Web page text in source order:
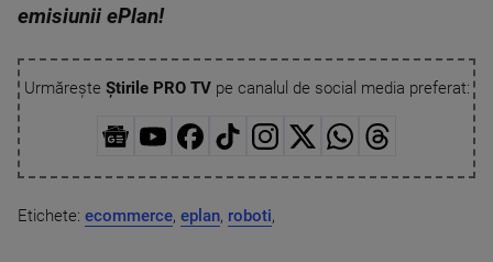
emisiunii ePlan!
Urmărește Știrile PRO TVpe canalul de social media preferat:
Etichete: ecommerce, eplan, roboti,